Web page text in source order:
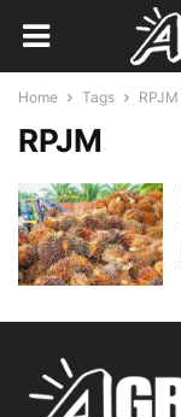
Home Tags RPJM
RPJM